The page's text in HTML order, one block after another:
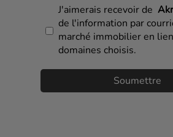
J'aimerais recevoir de
de l'information par
marché immobilier en
domaines choisis.